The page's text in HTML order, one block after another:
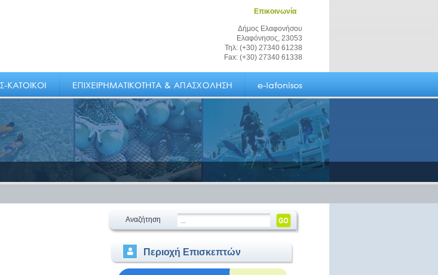
Επικοινωνία
Δήμος Ελαφονήσου
Ελαφόνησος, 23053
Τηλ: (+30) 27340 61238
Fax: (+30) 27340 61338
Αναζήτηση
Περιοχή Επισκεπτών